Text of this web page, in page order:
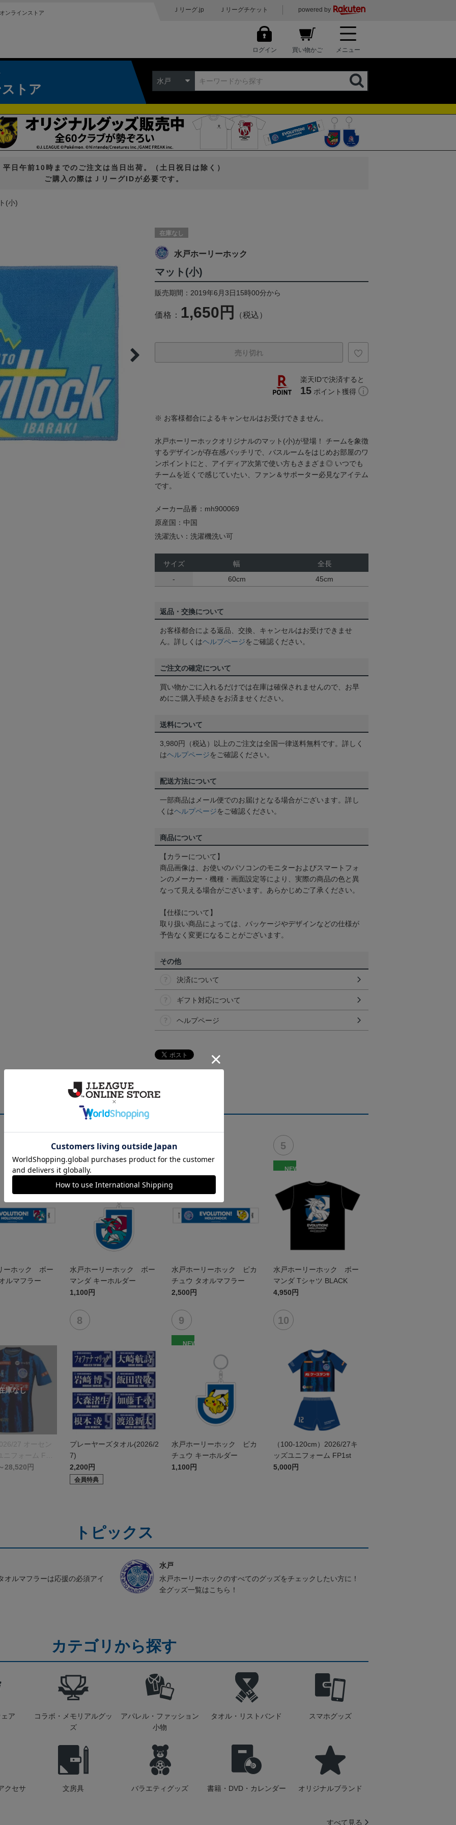
ンラインストア Ｊリーグ.jp Ｊリーグチケット powered by
ログイン 買い物かご メニュー
トア
水戸
平日午前10時までのご注文は当日出荷。（土日祝日は除く）
ご購入の際はＪリーグIDが必要です。
(小)
在庫なし
水戸ホーリーホック
マット(小)
販売期間：2019年6月3日15時00分から
価格： 1,650円 （税込）
売り切れ
楽天IDで決済すると
15 ポイント獲得
※ お客様都合によるキャンセルはお受けできません。
水戸ホーリーホックオリジナルのマット(小)が登場！ チームを象徴
するデザインが存在感バッチリで、バスルームをはじめお部屋のワ
ンポイントにと、アイディア次第で使い方もさまざま◎ いつでも
チームを近くで感じていたい、ファン＆サポーター必見なアイテム
です。
メーカー品番：mh900069
原産国：中国
洗濯洗い：洗濯機洗い可
サイズ 幅
全長
-
60cm 45cm
返品・交換について
お客様都合による返品、交換、キャンセルはお受けできませ
ん。詳しくはヘルプページをご確認ください。
ご注文の確定について
買い物かごに入れるだけでは在庫は確保されませんので、お早
めにご購入手続きをお済ませください。
送料について
3,980円（税込）以上のご注文は全国一律送料無料です。詳しく
はヘルプページをご確認ください。
配送方法について
一部商品はメール便でのお届けとなる場合がございます。詳し
くはヘルプページをご確認ください。
商品について
【カラーについて】
商品画像は、お使いのパソコンのモニターおよびスマートフォ
ンのメーカー・機種・画面設定等により、実際の商品の色と異
なって見える場合がございます。あらかじめご了承ください。
【仕様について】
取り扱い商品によっては、パッケージやデザインなどの仕様が
予告なく変更になることがございます。
その他
決済について
ギフト対応について
ヘルプページ
ーホック ボー
ルマフラー
NEW
水戸ホーリーホック ボー
マンダ キーホルダー
1,100円
水戸ホーリーホック ピカ
チュウ タオルマフラー
2,500円
NEW
水戸ホーリーホック ボー
マンダ Tシャツ BLACK
4,950円
27 オーセン
ニフォーム FP 1
28,520円
プレーヤーズタオル(2026/2
7)
2,200円
会員特典
NEW
水戸ホーリーホック ピカ
チュウ キーホルダー
1,100円
（100-120cm）2026/27キ
ッズユニフォーム FP1st
5,000円
トピックス
オルマフラーは応援の必須アイ
水戸
水戸ホーリーホックのすべてのグッズをチェックしたい方に！
全グッズ一覧はこちら！
カテゴリから探す
ア
コラボ・メモリアルグッ
ズ
アパレル・ファッション
小物
タオル・リストバンド スマホグッズ
クセサ
文房具 バラエティグッズ 書籍・DVD・カレンダー オリジナルブランド
すべて見る